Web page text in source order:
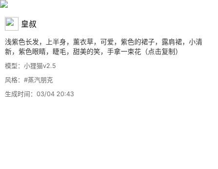
皇叔
浅紫色长发，上半身，薰衣草，可爱，紫色的裙子，露肩裙，小清
新，紫色眼睛，睫毛，甜美的笑，手拿一束花 （点击复制）
模型：小狸猫v2.5
风格： #蒸汽朋克
生成时间：03/04 20:43